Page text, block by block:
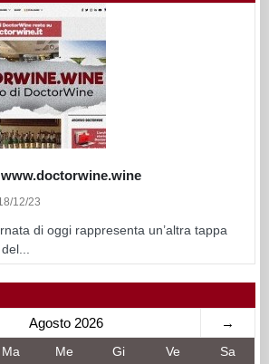
12/23
di oggi rappresenta un’altra tappa
Agosto 2026 →
Ma Me Gi Ve Sa